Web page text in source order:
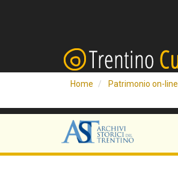
Home Patrimonio on-line